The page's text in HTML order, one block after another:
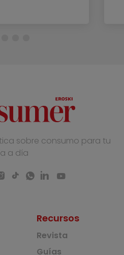
sobre consumo para tu
a día
Recursos
Revista
Guías